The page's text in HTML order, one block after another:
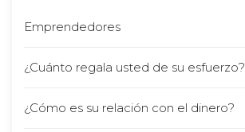
Emprendedore
¿Cuánto regala usted de su esfuerzo?
¿Cómo es su relación con el dinero?